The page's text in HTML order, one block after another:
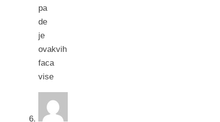
pa
de
je
ovakvih
faca
vise